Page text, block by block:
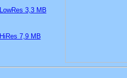
LowRes 3,3 MB
HiRes 7,9 MB